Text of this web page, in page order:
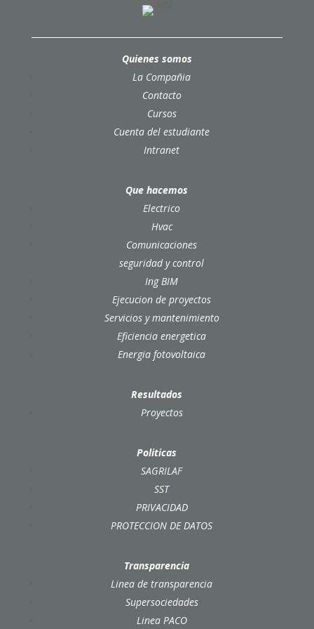
Quienes somos
La Compañia
Contacto
Cursos
Cuenta del estudiante
Intranet
Que hacemos
Electrico
Hvac
Comunicaciones
seguridad y control
Ing BIM
Ejecucion de proyectos
Servicios y mantenimiento
Eficiencia energetica
Energia fotovoltaica
Resultados
Proyectos
Politicas
SAGRILAF
SST
PRIVACIDAD
PROTECCION DE DATOS
Transparencia
Linea de transparencia
Supersociedades
Linea PACO